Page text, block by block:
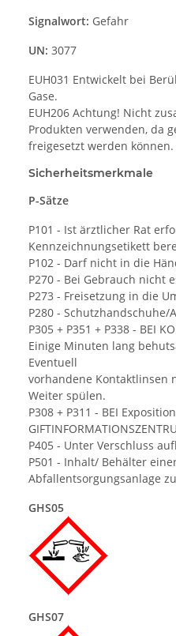
Signalwort: Gefahr
UN: 3077
EUH031 Entwickelt bei
Gase.
EUH206 Achtung! Nicht
Produkten verwenden, da
freigesetzt werden können.
Sicherheitsmerkmale
P-Sätze
P101 - Ist ärztlicher Rat
Kennzeichnungsetikett
P102 - Darf nicht in die
P270 - Bei Gebrauch nicht
P273 - Freisetzung in die
P280 - Schutzhandschuhe/
P305 + P351 + P338 - BEI
Einige Minuten lang
Eventuell
vorhandene Kontaktlinsen
Weiter spülen.
P308 + P311 - BEI
P405 - Unter Verschluss
P501 - Inhalt/ Behälter
Abfallentsorgungsanlage
GHS05
GHS07